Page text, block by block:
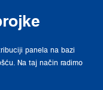
panela na bazi
Na taj način radimo